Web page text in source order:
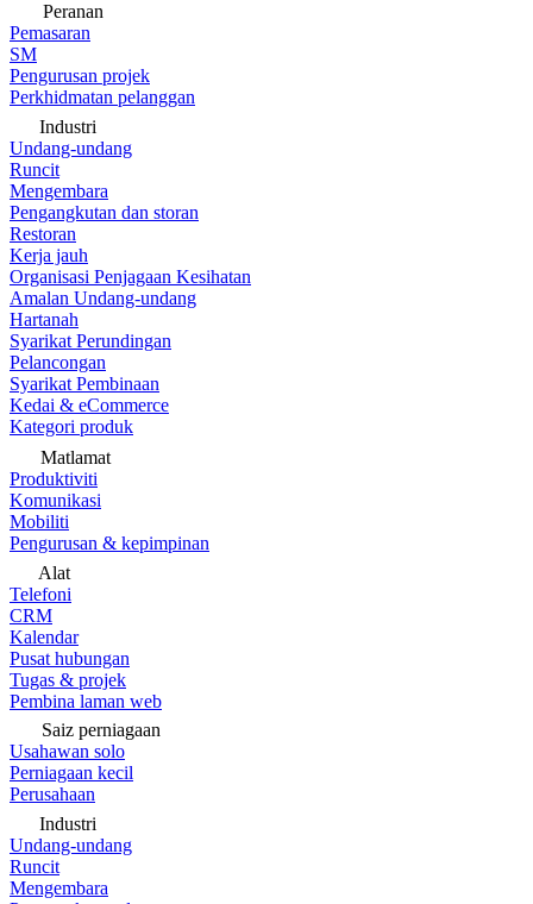
Peranan
Pemasaran
SM
Pengurusan projek
Perkhidmatan pelanggan
Industri
Undang-undang
Runcit
Mengembara
Pengangkutan dan storan
Restoran
Kerja jauh
Organisasi Penjagaan Kesihatan
Amalan Undang-undang
Hartanah
Syarikat Perundingan
Pelancongan
Syarikat Pembinaan
Kedai & eCommerce
Kategori produk
Matlamat
Produktiviti
Komunikasi
Mobiliti
Pengurusan & kepimpinan
Alat
Telefoni
CRM
Kalendar
Pusat hubungan
Tugas & projek
Pembina laman web
Saiz perniagaan
Usahawan solo
Perniagaan kecil
Perusahaan
Industri
Undang-undang
Runcit
Mengembara